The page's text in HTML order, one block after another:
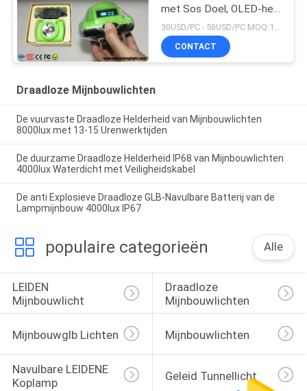
met Sos Doel, OLED-het
Scherm
30USD/PC - 50USD/PC MOQ:1PC
CONTACT
Draadloze Mijnbouwlichten
De vuurvaste Draadloze Helderheid van Mijnbouwlichten
8000lux met 13-15 Urenwerktijden
De duurzame Draadloze Helderheid IP68 van Mijnbouwlichten
4000lux Waterdicht met Veiligheidskabel
De anti Explosieve Draadloze GLB-Navulbare Batterij van de
Lampmijnbouw 4000lux IP67
populaire categorieën Alle
LEIDEN
Mijnbouwlicht
Draadloze
Mijnbouwlichten
Mijnbouwglb Lichten Mijnbouwlichten
Navulbare LEIDENE
Koplamp
Geleid Tunnellicht